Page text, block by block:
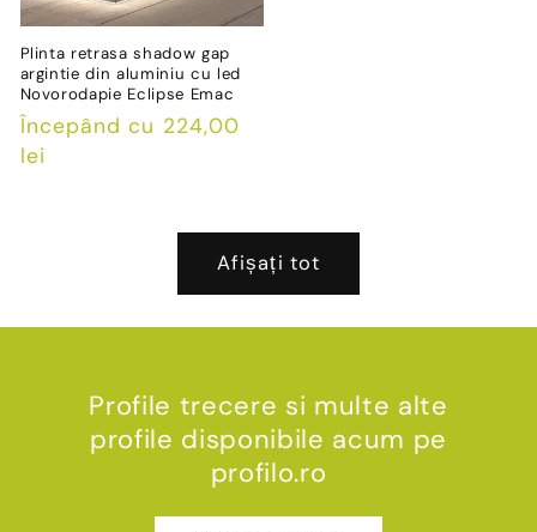
Plinta retrasa shadow gap
argintie din aluminiu cu led
Novorodapie Eclipse Emac
Preț
obișnuit
Începând cu 224,00
lei
Afișați tot
Profile trecere si multe alte
profile disponibile acum pe
profilo.ro